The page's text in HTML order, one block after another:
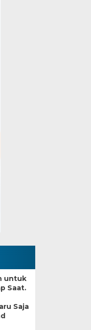
untuk
Saat.
Saja